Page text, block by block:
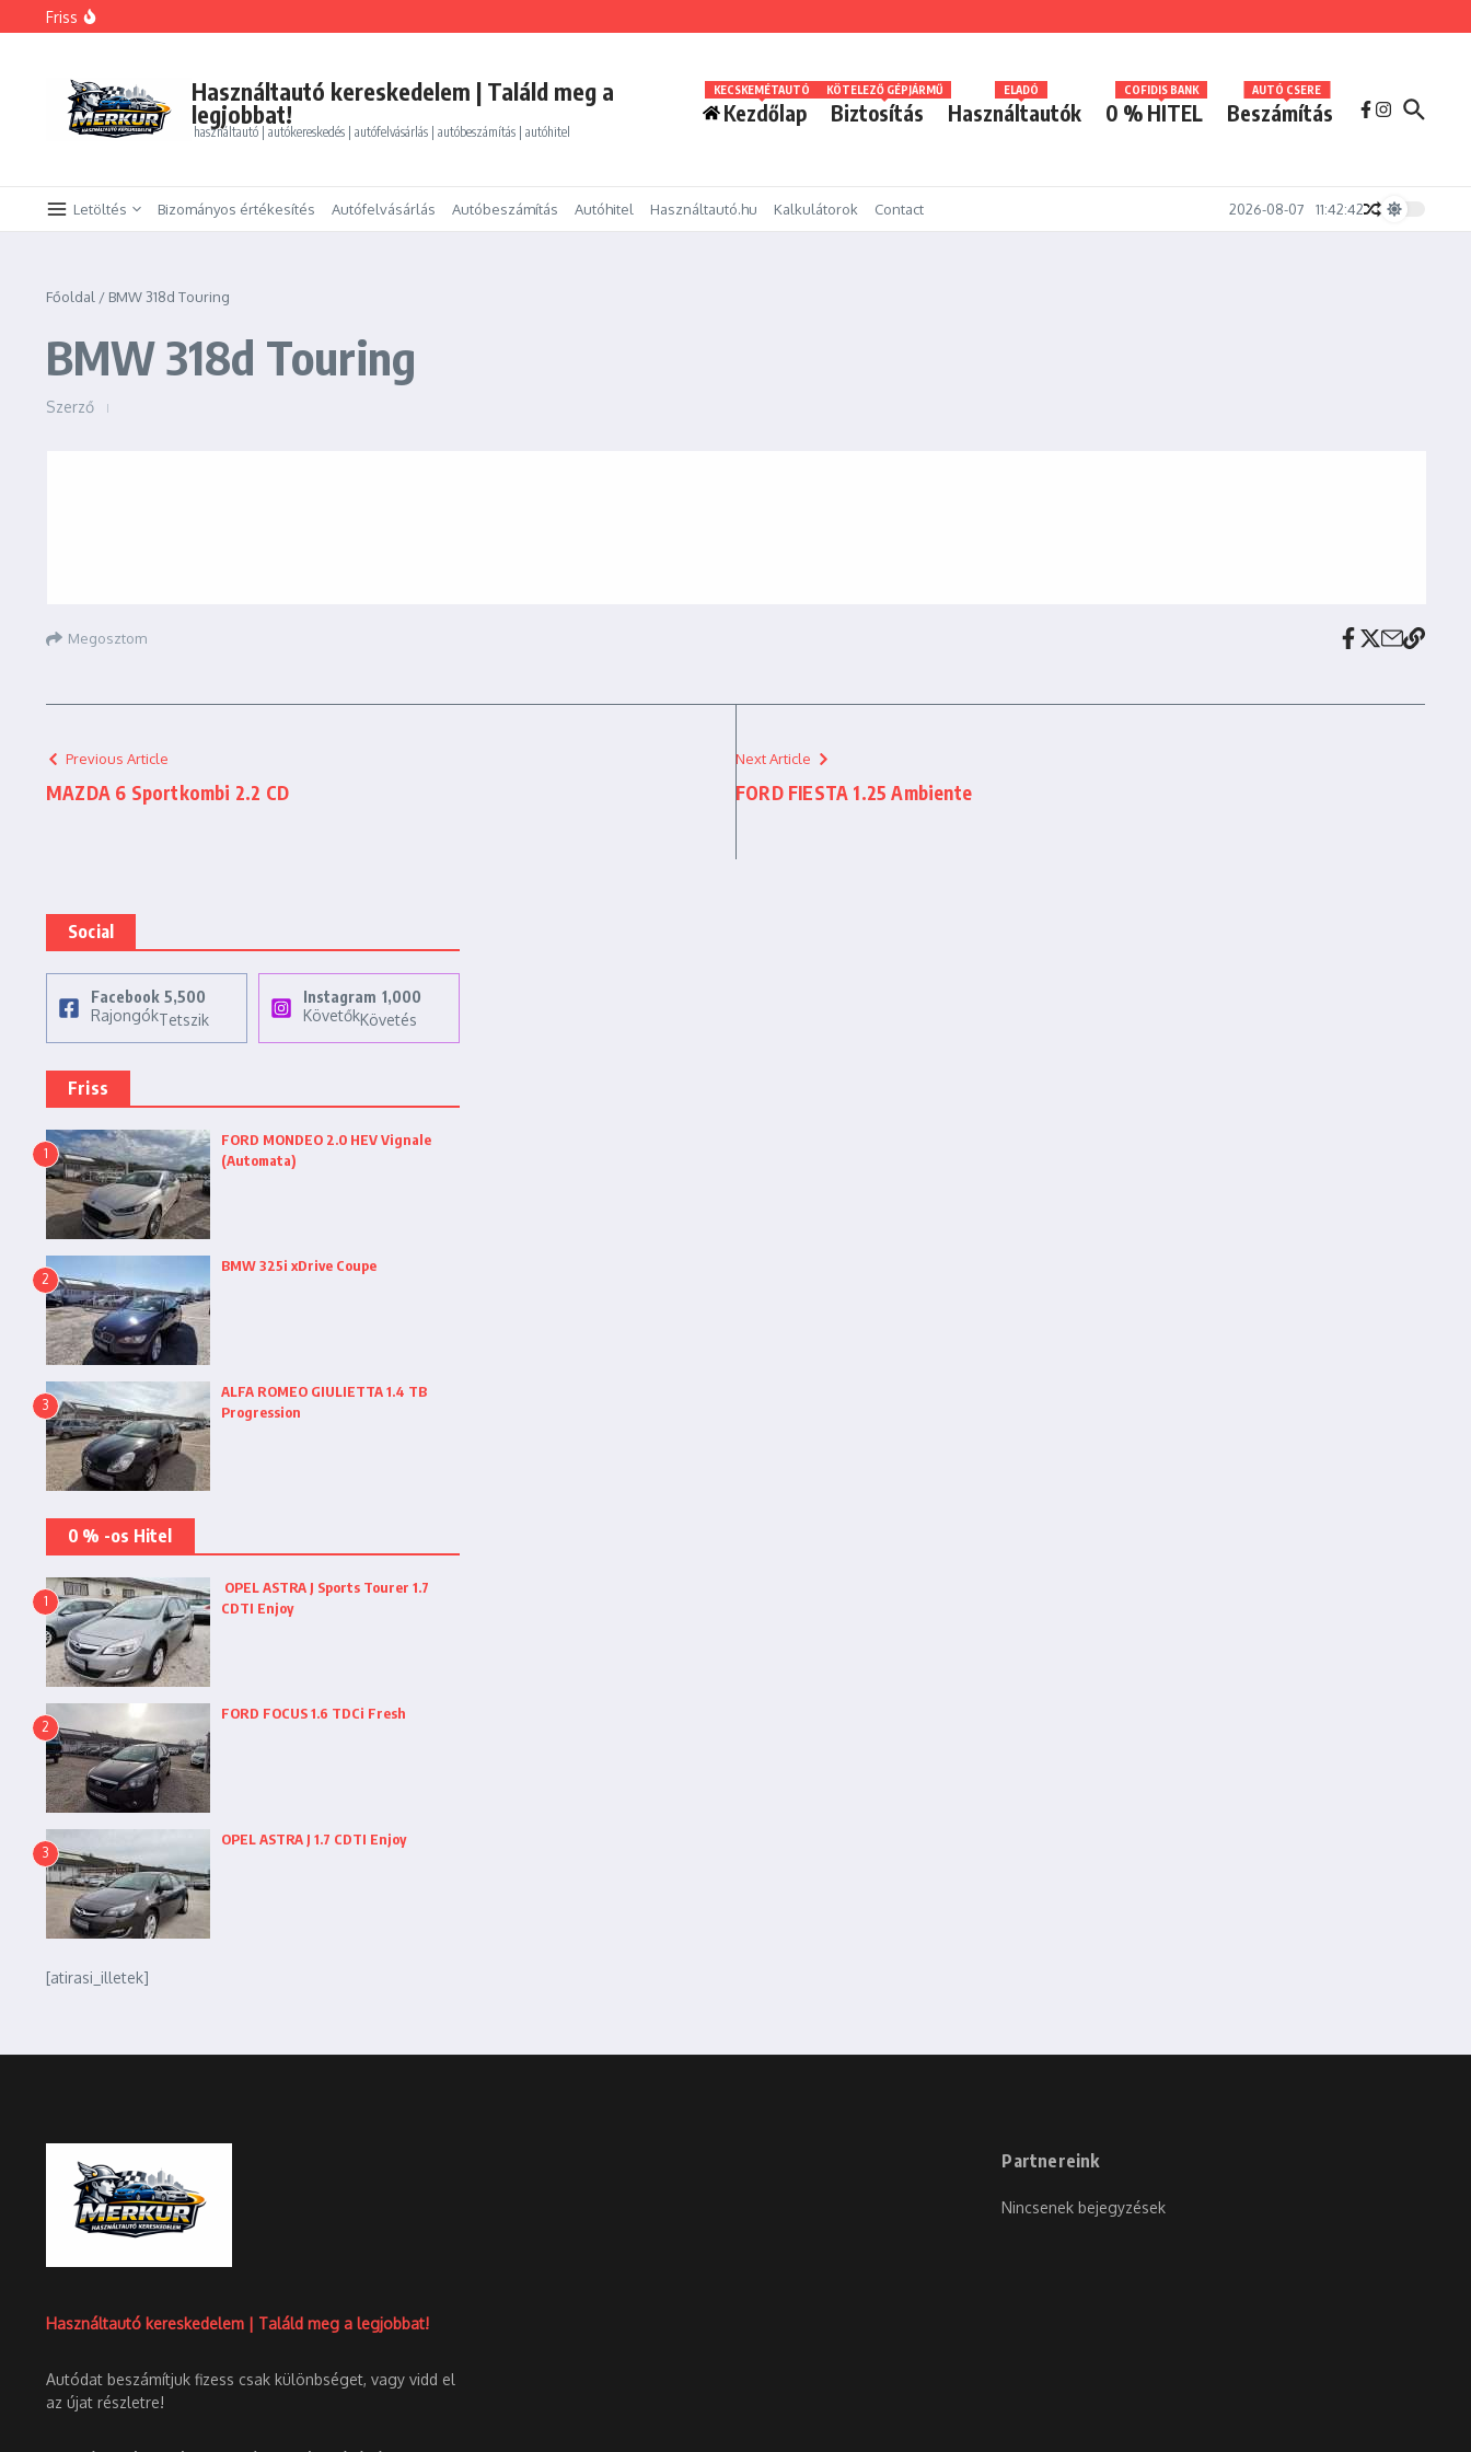
Ugrás a tartalomhoz
Friss
BMW 325i xDrive Coupe
PEUGEOT PARTNER Tepee 1.6 HDi Active
Használtautó kereskedelem | Találd meg a
legjobbat!
használtautó | autókereskedés | autófelvásárlás | autóbeszámítás | autóhitel
Kezdőlap
KECSKEMÉTAUTÓ
Biztosítás
KÖTELEZŐ GÉPJÁRMŰ
Használtautók
ELADÓ
0 % HITEL
COFIDIS BANK
Beszámítás
AUTÓ CSERE
Letöltés Bizományos értékesítés Autófelvásárlás Autóbeszámítás Autóhitel Használtautó.hu Kalkulátorok Contact 2026-08-07 11:42:42
Főoldal / BMW 318d Touring
BMW 318d Touring
Szerző
Megosztom
Previous Article
MAZDA 6 Sportkombi 2.2 CD
Next Article
FORD FIESTA 1.25 Ambiente
Social
Facebook 5,500
RajongókTetszik
Instagram 1,000
KövetőkKövetés
Friss
1
FORD MONDEO 2.0 HEV Vignale
(Automata)
2
BMW 325i xDrive Coupe
3
ALFA ROMEO GIULIETTA 1.4 TB
Progression
0 % -os Hitel
1
OPEL ASTRA J Sports Tourer 1.7
CDTI Enjoy
2
FORD FOCUS 1.6 TDCi Fresh
3
OPEL ASTRA J 1.7 CDTI Enjoy
[atirasi_illetek]
Használtautó kereskedelem | Találd meg a legjobbat!
Autódat beszámítjuk fizess csak különbséget, vagy vidd el
az újat részletre!
Partnereink
Nincsenek bejegyzések